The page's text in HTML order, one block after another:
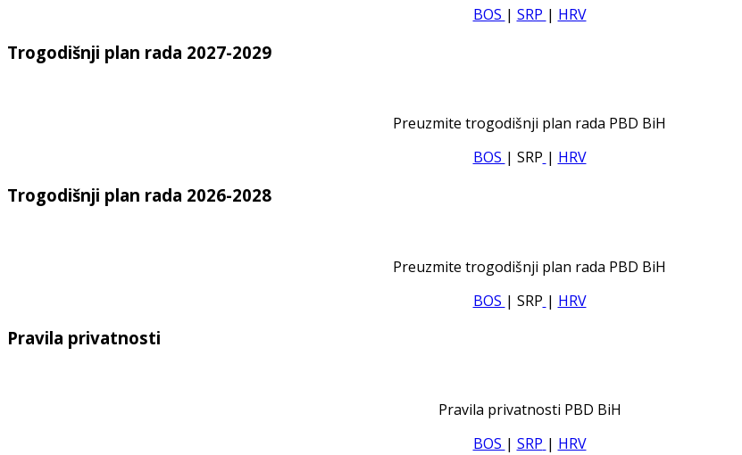
BOS | SRP | HRV
Trogodišnji plan rada 2027-2029
Preuzmite trogodišnji plan rada PBD BiH
BOS | SRP | HRV
Trogodišnji plan rada 2026-2028
Preuzmite trogodišnji plan rada PBD BiH
BOS | SRP | HRV
Pravila privatnosti
Pravila privatnosti PBD BiH
BOS | SRP | HRV